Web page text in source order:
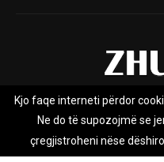
Rreth nesh
Zhurnal.mk është Agjenci e
Kjo faqe interneti përdor
Ne do të supozojmë se
çregjistroheni nëse